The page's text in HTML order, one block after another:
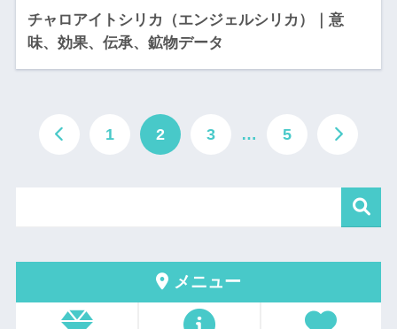
チャロアイトシリカ（エンジェルシリカ）｜意
味、効果、伝承、鉱物データ
1 2 3 … 5
メニュー